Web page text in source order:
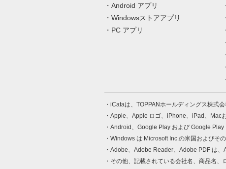
Android アプリ
Windowsストアアプリ
PC アプリ
iCataは、TOPPANホールディングス株式会
Apple、Apple ロゴ、iPhone、iPad、Mac
Android、Google Play および Google Play
Windows は Microsoft Inc.の米国およびそ
Adobe、Adobe Reader、Adobe PDF は、
その他、記載されている会社名、商品名、